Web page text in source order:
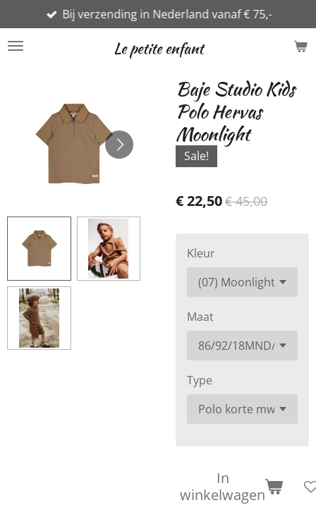
direct
naar
Le petite enfant
Bij verzending in Nederland vanaf € 75,-
Baje Studio Kids
Polo Hervas
Moonlight
Sale!
€ 22,50€ 45,00
Kleur
Maat
Type
In
winkelwagen